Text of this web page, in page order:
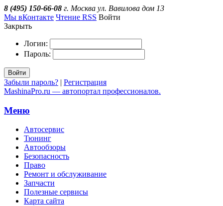
8 (495) 150-66-08 г. Москва ул. Вавилова дом 13
Мы вКонтакте Чтение RSS Войти
Закрыть
Логин:
Пароль:
Войти
Забыли пароль? | Регистрация
MashinaPro.ru — автопортал профессионалов.
Меню
Автосервис
Тюнинг
Автообзоры
Безопасность
Право
Ремонт и обслуживание
Запчасти
Полезные сервисы
Карта сайта